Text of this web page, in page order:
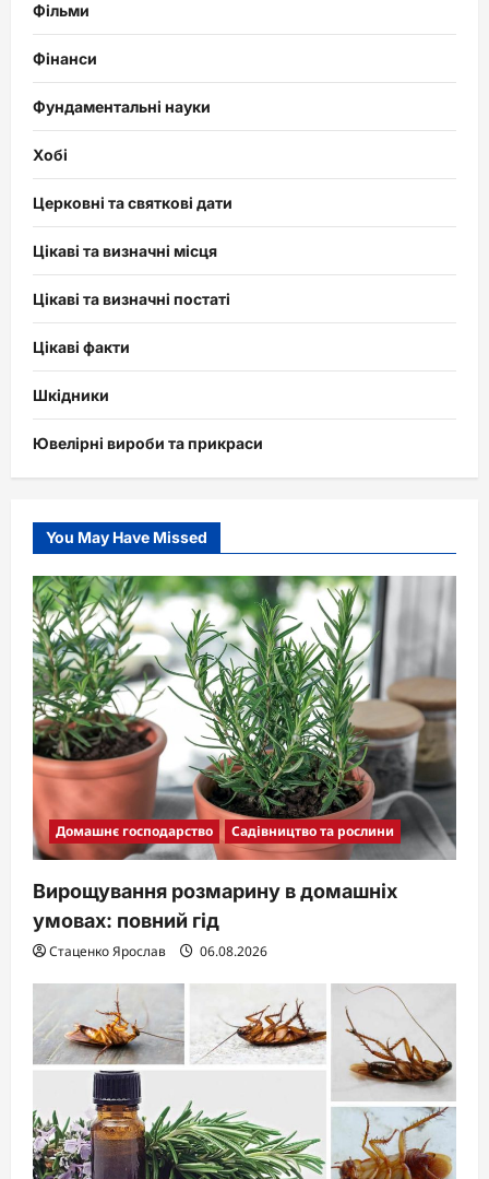
Фільми
Фінанси
Фундаментальні науки
Хобі
Церковні та святкові дати
Цікаві та визначні місця
Цікаві та визначні постаті
Цікаві факти
Шкідники
Ювелірні вироби та прикраси
You May Have Missed
Домашнє господарство Садівництво та рослини
Вирощування розмарину в домашніх
умовах: повний гід
Стаценко Ярослав 06.08.2026